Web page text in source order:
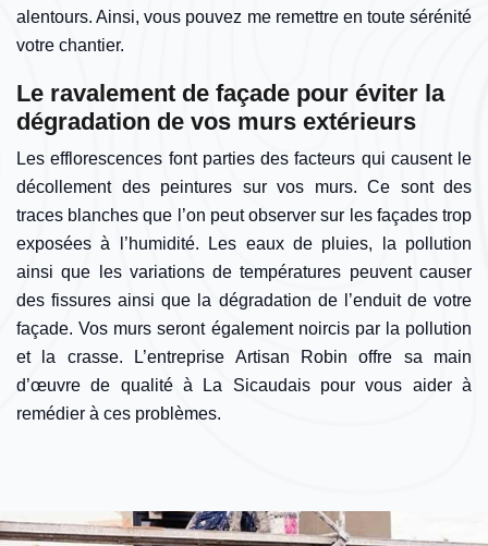
alentours. Ainsi, vous pouvez me remettre en toute sérénité
votre chantier.
Le ravalement de façade pour éviter la
dégradation de vos murs extérieurs
Les efflorescences font parties des facteurs qui causent le
décollement des peintures sur vos murs. Ce sont des
traces blanches que l’on peut observer sur les façades trop
exposées à l’humidité. Les eaux de pluies, la pollution
ainsi que les variations de températures peuvent causer
des fissures ainsi que la dégradation de l’enduit de votre
façade. Vos murs seront également noircis par la pollution
et la crasse. L’entreprise Artisan Robin offre sa main
d’œuvre de qualité à La Sicaudais pour vous aider à
remédier à ces problèmes.